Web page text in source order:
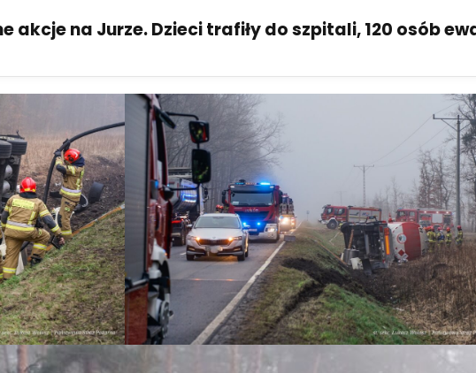
akcje na Jurze. Dzieci trafiły do szpitali, 120 osób